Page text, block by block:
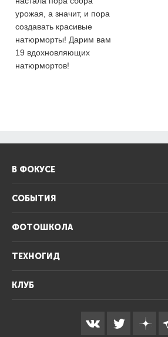
урожая, а значит, и пора
создавать красивые
натюрморты! Дарим вам
19 вдохновляющих
натюрмортов!
В ФОКУСЕ
СОБЫТИЯ
ФОТОШКОЛА
ТЕХНОГИД
КЛУБ